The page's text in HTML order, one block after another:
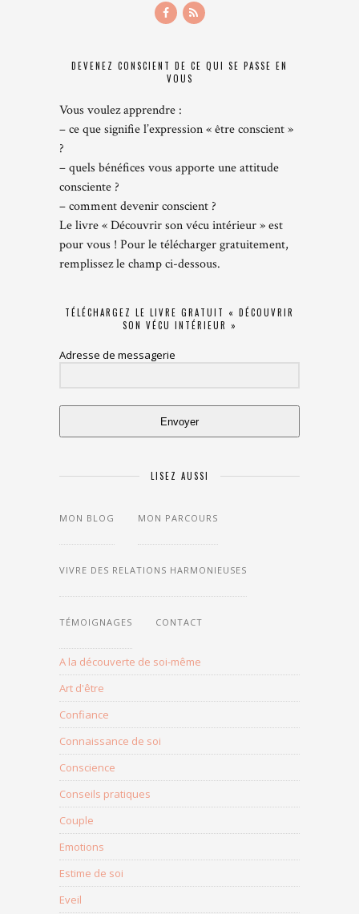
DEVENEZ CONSCIENT DE CE QUI SE PASSE EN
VOUS
Vous voulez apprendre :
– ce que signifie l’expression « être conscient »
?
– quels bénéfices vous apporte une attitude
consciente ?
– comment devenir conscient ?
Le livre « Découvrir son vécu intérieur » est
pour vous ! Pour le télécharger gratuitement,
remplissez le champ ci-dessous.
TÉLÉCHARGEZ LE LIVRE GRATUIT « DÉCOUVRIR
SON VÉCU INTÉRIEUR »
Adresse de messagerie
Envoyer
LISEZ AUSSI
MON BLOG MON PARCOURS
VIVRE DES RELATIONS HARMONIEUSES
TÉMOIGNAGES CONTACT
A la découverte de soi-même
Art d'être
Confiance
Connaissance de soi
Conscience
Conseils pratiques
Couple
Emotions
Estime de soi
Eveil